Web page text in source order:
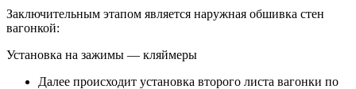
Заключительным этапом является наружная обшивка стен
вагонкой:
Установка на зажимы — кляймеры
Далее происходит установка второго листа вагонки по